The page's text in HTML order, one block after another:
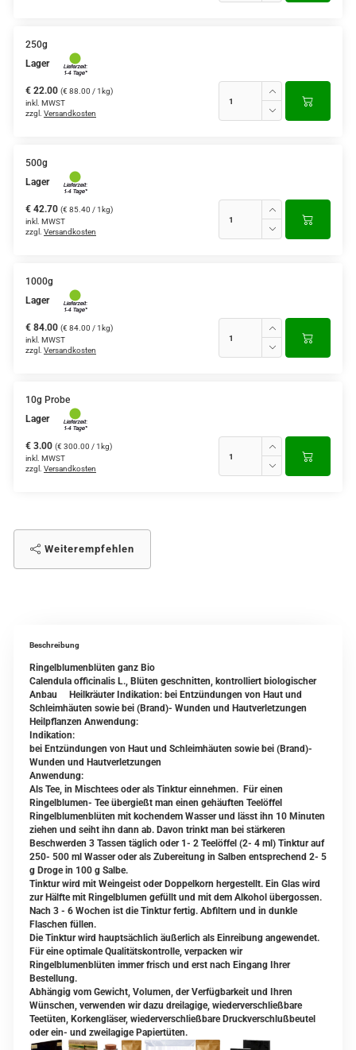
250g
Lager
€ 22.00 (€ 88.00 / 1kg)
inkl. MWST
zzgl. Versandkosten
500g
Lager
€ 42.70 (€ 85.40 / 1kg)
inkl. MWST
zzgl. Versandkosten
1000g
Lager
€ 84.00 (€ 84.00 / 1kg)
inkl. MWST
zzgl. Versandkosten
10g Probe
Lager
€ 3.00 (€ 300.00 / 1kg)
inkl. MWST
zzgl. Versandkosten
Weiterempfehlen
Beschreibung
Ringelblumenblüten ganz Bio
Calendula officinalis L., Blüten geschnitten, kontrolliert biologischer
Anbau Heilkräuter Indikation: bei Entzündungen von Haut und
Schleimhäuten sowie bei (Brand)- Wunden und Hautverletzungen
Heilpflanzen Anwendung:
Indikation:
bei Entzündungen von Haut und Schleimhäuten sowie bei (Brand)-
Wunden und Hautverletzungen
Anwendung:
Als Tee, in Mischtees oder als Tinktur einnehmen. Für einen
Ringelblumen- Tee übergießt man einen gehäuften Teelöffel
Ringelblumenblüten mit kochendem Wasser und lässt ihn 10 Minuten
ziehen und seiht ihn dann ab. Davon trinkt man bei stärkeren
Beschwerden 3 Tassen täglich oder 1- 2 Teelöffel (2- 4 ml) Tinktur auf
250- 500 ml Wasser oder als Zubereitung in Salben entsprechend 2- 5
g Droge in 100 g Salbe.
Tinktur wird mit Weingeist oder Doppelkorn hergestellt. Ein Glas wird
zur Hälfte mit Ringelblumen gefüllt und mit dem Alkohol übergossen.
Nach 3 - 6 Wochen ist die Tinktur fertig. Abfiltern und in dunkle
Flaschen füllen.
Die Tinktur wird hauptsächlich äußerlich als Einreibung angewendet.
Für eine optimale Qualitätskontrolle, verpacken wir
Ringelblumenblüten immer frisch und erst nach Eingang Ihrer
Bestellung.
Abhängig vom Gewicht, Volumen, der Verfügbarkeit und Ihren
Wünschen, verwenden wir dazu dreilagige, wiederverschließbare
Teetüten, Korkengläser, wiederverschließbare Druckverschlußbeutel
oder ein- und zweilagige Papiertüten.